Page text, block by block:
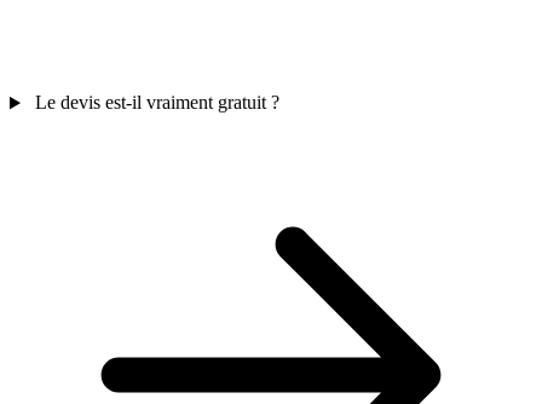
Le devis est-il vraiment gratuit ?